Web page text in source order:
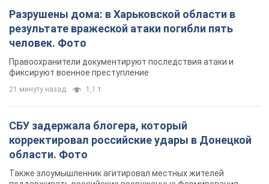
Разрушены дома: в Харьковской области в
результате вражеской атаки погибли пять
человек. Фото
Правоохранители документируют последствия атаки и
фиксируют военное преступление
21 минуту назад 1,1 т.
СБУ задержала блогера, который
корректировал российские удары в Донецкой
области. Фото
Также злоумышленник агитировал местных жителей